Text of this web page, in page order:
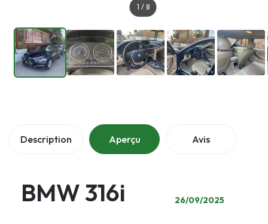
1 / 8
Description Aperçu Avis
BMW 316i 26/09/2025